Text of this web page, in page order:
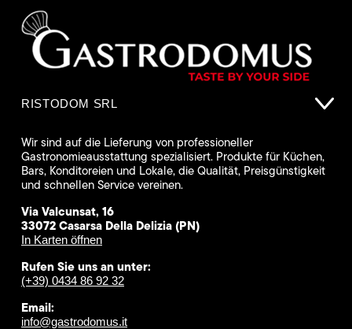
RISTODOM SRL
Wir sind auf die Lieferung von professioneller
Gastronomieausstattung spezialisiert. Produkte für Küchen,
Bars, Konditoreien und Lokale, die Qualität, Preisgünstigkeit
und schnellen Service vereinen.
Via Valcunsat, 16
33072 Casarsa Della Delizia (PN)
In Karten öffnen
Rufen Sie uns an unter:
(+39) 0434 86 92 32
Email:
info@gastrodomus.it